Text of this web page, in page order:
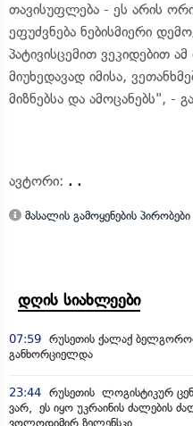
თავისუფლება - ეს არის
ეფუძვნება ნებისმიერი
პატივისცემით ვეკიდებით
მიუხედავად იმისა,
მიზნებსა და ამოცანებს", -
ავტორი: . .
მასალის გამოყენების პირობები
დღის სიახლეები
07:59 რუსეთის ქალაქ
განხორციელდა
23:44 რუსეთის ლოგისტიკურ
ვარ, ეს იყო უკრაინის ძალების
ვოლოდიმირ ზელენსკი